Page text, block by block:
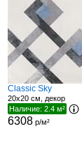
Classic Sky
20x20 см, декор
Наличие: 2.4 м²
6308р/м²